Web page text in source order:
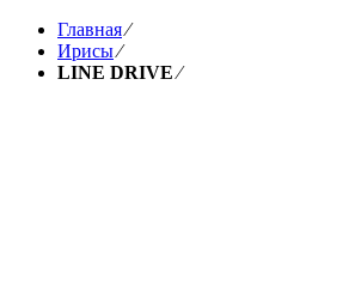
Главная⁄
Ирисы⁄
LINE DRIVE⁄